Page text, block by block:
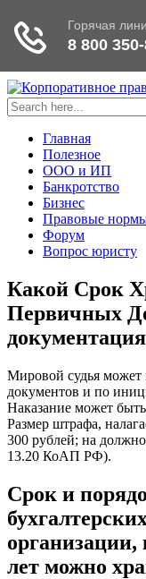
Главная
Полезное
ООО и ИП
Банкротство
Бизнес
Правовые
Форум
Вопрос юристу
Какой Срок
Первичных
документация
Мировой судья может
до­кументов и по
Наказание может
Размер штрафа,
300 рублей; на
13.20 КоАП РФ).
Срок и
организации,
лет можно